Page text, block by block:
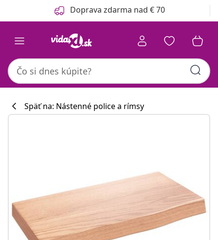
Predchádzajúce Doprava zdarma nad € 70
Späť na: Nástenné police a rímsy